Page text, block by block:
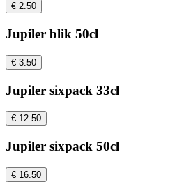
€ 2.50
Jupiler blik 50cl
€ 3.50
Jupiler sixpack 33cl
€ 12.50
Jupiler sixpack 50cl
€ 16.50